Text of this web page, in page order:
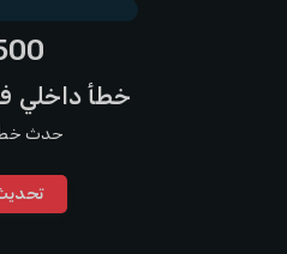
خطأ داخلي
حدث